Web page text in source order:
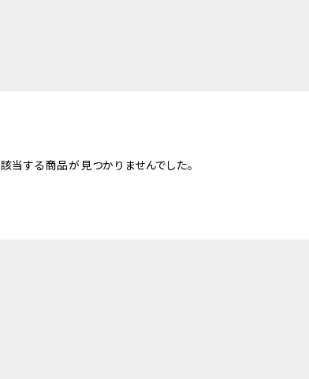
該当する商品が見つかりませんでした。